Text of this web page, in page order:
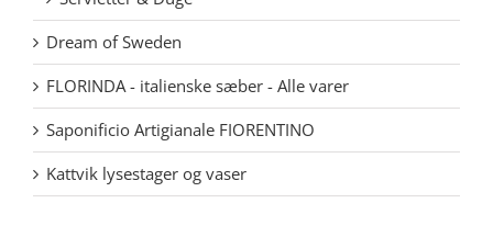
Dream of Sweden
FLORINDA - italienske sæber - Alle varer
Saponificio Artigianale FIORENTINO
Kattvik lysestager og vaser